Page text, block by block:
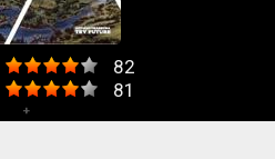
82
81
+